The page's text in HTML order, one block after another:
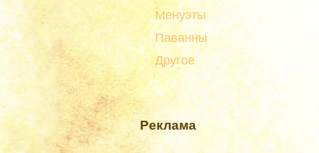
Менуэты
Паванны
Другое
Реклама